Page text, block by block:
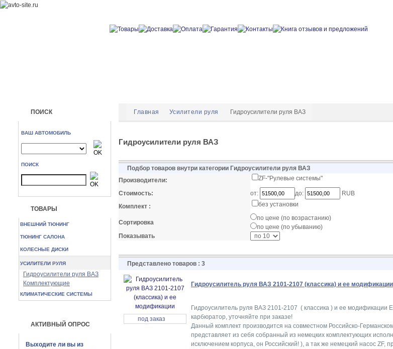
ПОИСК
ВАШ АВТОМОБИЛЬ
ПОИСК
ТОВАРЫ
ВНЕШНИЙ ТЮНИНГ
ТЮНИНГ САЛОНА
КОЛЕСНЫЕ ДИСКИ
УСИЛИТЕЛИ РУЛЯ
Гидроусилители руля ВАЗ
Комплектующие
КЛИМАТИЧЕСКИЕ СИСТЕМЫ
АКТИВНЫЙ ОПРОС
Выходите ли вы из
Главная Усилители руля Гидроусилители руля ВАЗ
Гидроусилители руля ВАЗ
Подбор товаров внутри категории Гидроусилители руля ВАЗ
Производители:
ZF-"Рулевые системы"
Стоимость: от: до:
RUB
Комплект :
без установки
Сортировка
по цене (по возрастанию)
по цене (по убыванию)
Показывать
Представлено товаров : 3
под заказ
Гидроусилитель руля ВАЗ 2101-2107 (классика) и ее модификации
Гидроусилитель руля ВАЗ 2101-2107 ( классика ) и ее модификации
карбюратор, уточняйте при заказе!
Данный комплект производится на совместном Российско-
представляет из себя собранный из немецких комплектующих
исключением корпуса, он Российский! ), а так же немецкий насос ZF,